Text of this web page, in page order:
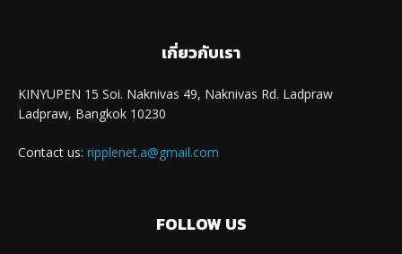
เกี่ยวกับเรา
KINYUPEN 15 Soi. Naknivas 49, Naknivas Rd. Ladpraw
Ladpraw, Bangkok 10230
Contact us: ripplenet.a@gmail.com
FOLLOW US